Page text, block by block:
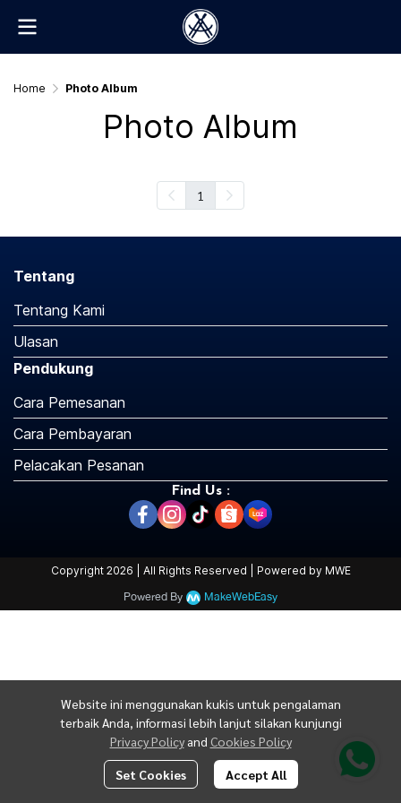
Home Photo Album
Photo Album
1
Website ini menggunakan kukis untuk pengalaman
terbaik Anda, informasi lebih lanjut silakan kunjungi
Privacy Policy and Cookies Policy
Set Cookies Accept All
Tentang
Tentang Kami
Ulasan
Pendukung
Cara Pemesanan
Cara Pembayaran
Pelacakan Pesanan
Find Us :
Copyright 2026 | All Rights Reserved | Powered by MWE
Powered By MakeWebEasy